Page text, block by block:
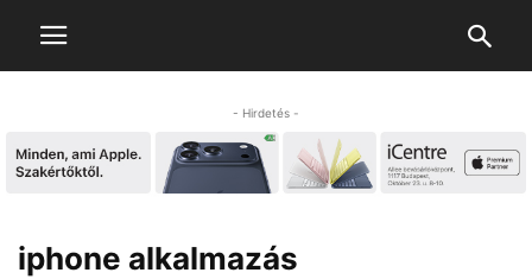
- Hirdetés -
iphone alkalmazás